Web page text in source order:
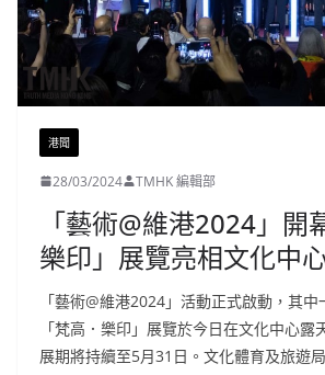
港聞
28/03/2024 TMHK 編輯部
「藝術@維港2024」開
樂印」展覽亮相文化中
「藝術@維港2024」活動正式啟動，其
「梵高．樂印」展覽於今日在文化中心露
展期將持續至5月31日。文化體育及旅遊